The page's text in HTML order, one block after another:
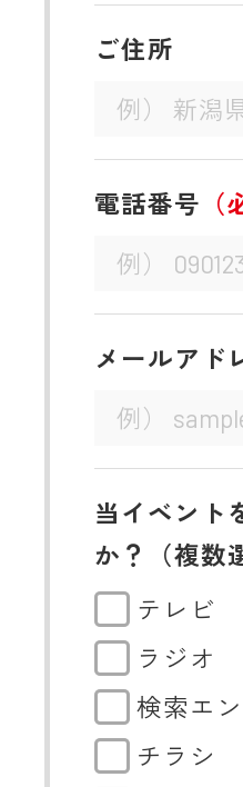
ご住所
電話番号 （
メールアド
当イベント
か？（複数
テレビ
ラジオ
検索エ
チラシ